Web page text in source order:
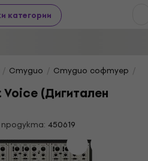
категории
Студио Студио софтуер
(Дигитален
450619